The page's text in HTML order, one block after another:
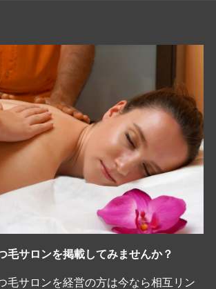
毛サロンを掲載してみませんか？
毛サロンを経営の方は今なら相互リン